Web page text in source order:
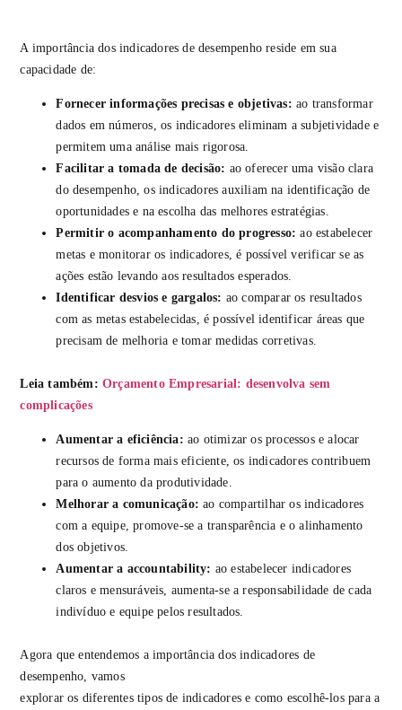
A importância dos indicadores de desempenho reside em sua
capacidade de:
Fornecer informações precisas e objetivas:ao transformar
dados em números, os indicadores eliminam a subjetividade e
permitem uma análise mais rigorosa.
Facilitar a tomada de decisão: ao oferecer uma visão clara
do desempenho, os indicadores auxiliam na identificação de
oportunidades e na escolha das melhores estratégias.
Permitir o acompanhamento do progresso: ao estabelecer
metas e monitorar os indicadores, é possível verificar se as
ações estão levando aos resultados esperados.
Identificar desvios e gargalos: ao comparar os resultados
com as metas estabelecidas, é possível identificar áreas que
precisam de melhoria e tomar medidas corretivas.
Leia também:Orçamento Empresarial: desenvolva sem
complicações
Aumentar a eficiência: ao otimizar os processos e alocar
recursos de forma mais eficiente, os indicadores contribuem
para o aumento da produtividade.
Melhorar a comunicação:ao compartilhar os indicadores
com a equipe, promove-se a transparência e o alinhamento
dos objetivos.
Aumentar a accountability: ao estabelecer indicadores
claros e mensuráveis, aumenta-se a responsabilidade de cada
indivíduo e equipe pelos resultados.
Agora que entendemos a importância dos indicadores de
desempenho, vamos
explorar os diferentes tipos de indicadores e como escolhê-los para a